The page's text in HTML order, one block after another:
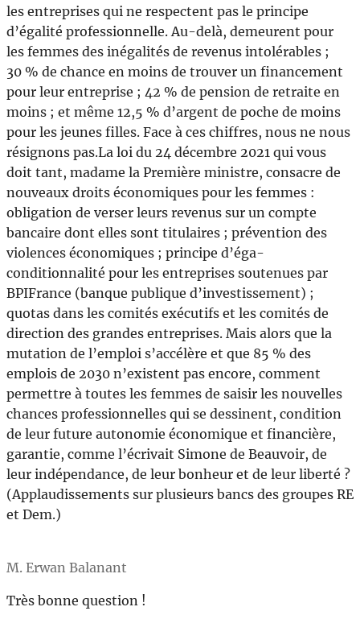
les entreprises qui ne respectent pas le principe
d’égalité professionnelle. Au-delà, demeurent pour
les femmes des inégalités de revenus intolérables ;
30 % de chance en moins de trouver un financement
pour leur entreprise ; 42 % de pension de retraite en
moins ; et même 12,5 % d’argent de poche de moins
pour les jeunes filles. Face à ces chiffres, nous ne nous
résignons pas.La loi du 24 décembre 2021 qui vous
doit tant, madame la Première ministre, consacre de
nouveaux droits économiques pour les femmes :
obligation de verser leurs revenus sur un compte
bancaire dont elles sont titulaires ; prévention des
violences économiques ; principe d’éga-
conditionnalité pour les entreprises soutenues par
BPIFrance (banque publique d’investissement) ;
quotas dans les comités exécutifs et les comités de
direction des grandes entreprises. Mais alors que la
mutation de l’emploi s’accélère et que 85 % des
emplois de 2030 n’existent pas encore, comment
permettre à toutes les femmes de saisir les nouvelles
chances professionnelles qui se dessinent, condition
de leur future autonomie économique et financière,
garantie, comme l’écrivait Simone de Beauvoir, de
leur indépendance, de leur bonheur et de leur liberté ?
(Applaudissements sur plusieurs bancs des groupes RE
et Dem.)
M. Erwan Balanant
Très bonne question !